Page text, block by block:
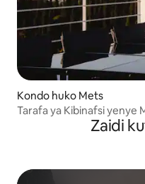
Kondo huko Mets
Tarafa ya Kibinafsi yenye
Acropolis|Aētheryn Loft-
Zaidi